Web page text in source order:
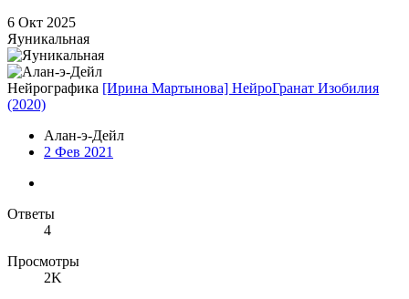
6 Окт 2025
Яуникальная
Нейрографика [Ирина Мартынова] НейроГранат Изобилия
(2020)
Алан-э-Дейл
2 Фев 2021
Ответы
4
Просмотры
2K